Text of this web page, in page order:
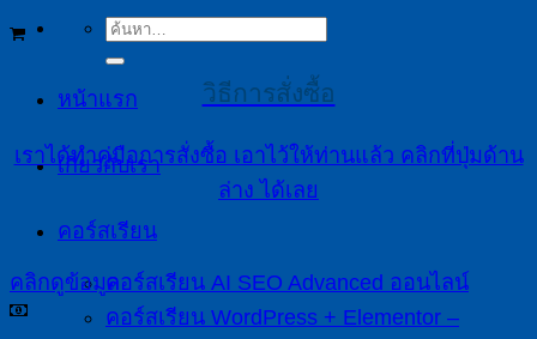
ค้นหา:
หน้าแรก
เกี่ยวกับเรา
คอร์สเรียน
คอร์สเรียน AI SEO Advanced ออนไลน์
คอร์สเรียน WordPress + Elementor –
วิธีการสั่งซื้อ
เราได้ทำคู่มือการสั่งซื้อ เอาไว้ให้ท่านแล้ว คลิกที่ปุ่มด้าน
ล่าง ได้เลย
คลิกดูข้อมูล